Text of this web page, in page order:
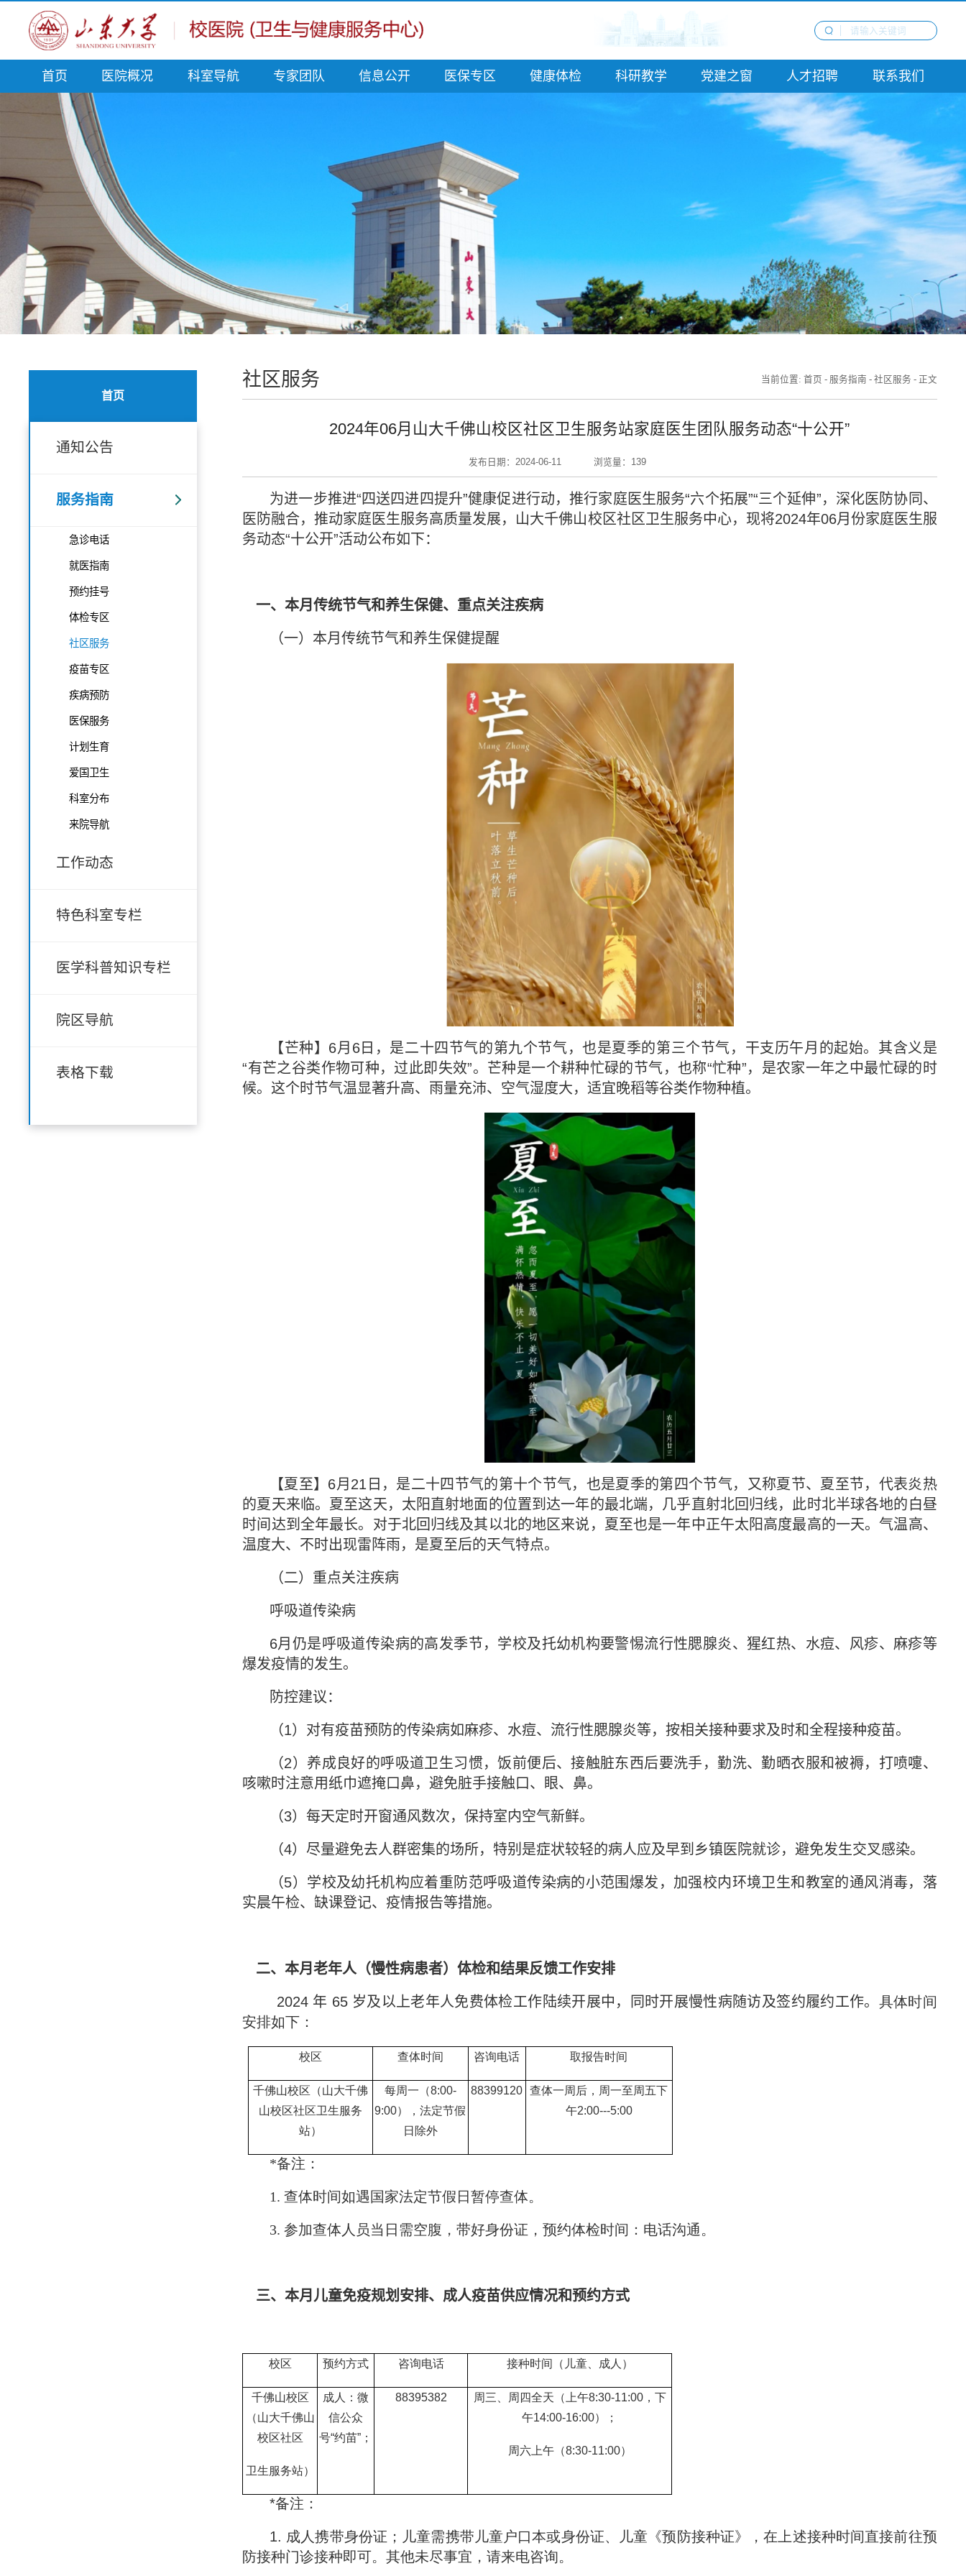
首页 医院概况 科室导航 专家团队 信息公开 医保专区 健康体检 科研教学 党建之窗 人才招聘 联系我们
首页
通知公告
服务指南
急诊电话
就医指南
预约挂号
体检专区
社区服务
疫苗专区
疾病预防
医保服务
计划生育
爱国卫生
科室分布
来院导航
工作动态
特色科室专栏
医学科普知识专栏
院区导航
表格下载
社区服务 当前位置: 首页 - 服务指南 - 社区服务 - 正文
2024年06月山大千佛山校区社区卫生服务站家庭医生团队服务动态“十公开”
发布日期：2024-06-11 浏览量： 139
为进一步推进“四送四进四提升”健康促进行动，推行家庭医生服务“六个拓展”“三个延伸”，深化医防协同、
医防融合，推动家庭医生服务高质量发展，山大千佛山校区社区卫生服务中心，现将2024年06月份家庭医生服
务动态“十公开”活动公布如下：
一、本月传统节气和养生保健、重点关注疾病
（一）本月传统节气和养生保健提醒
【芒种】 6月 6日，是二十四节气的第九个节气，也是夏季的第三个节气，干支历午月的起始。其含义是
“有芒之谷类作物可种，过此即失效”。芒种是一个耕种忙碌的节气，也称“忙种”，是农家一年之中最忙碌的时
候。这个时节气温显著升高、雨量充沛、空气湿度大，适宜晚稻等谷类作物种植。
【夏至】 6月 21 日，是二十四节气的第十个节气，也是夏季的第四个节气，又称夏节、夏至节，代表炎热
的夏天来临。夏至这天，太阳直射地面的位置到达一年的最北端，几乎直射北回归线，此时北半球各地的白昼
时间达到全年最长。对于北回归线及其以北的地区来说，夏至也是一年中正午太阳高度最高的一天。气温高、
温度大、不时出现雷阵雨，是夏至后的天气特点。
（二）重点关注疾病
呼吸道传染病
6月仍是呼吸道传染病的高发季节，学校及托幼机构要警惕流行性腮腺炎、猩红热、水痘、风疹、麻疹等
爆发疫情的发生。
防控建议：
（1）对有疫苗预防的传染病如麻疹、水痘、流行性腮腺炎等，按相关接种要求及时和全程接种疫苗。
（2）养成良好的呼吸道卫生习惯，饭前便后、接触脏东西后要洗手，勤洗、勤晒衣服和被褥，打喷嚏、
咳嗽时注意用纸巾遮掩口鼻，避免脏手接触口、眼、鼻。
（3）每天定时开窗通风数次，保持室内空气新鲜。
（4）尽量避免去人群密集的场所，特别是症状较轻的病人应及早到乡镇医院就诊，避免发生交叉感染。
（5）学校及幼托机构应着重防范呼吸道传染病的小范围爆发，加强校内环境卫生和教室的通风消毒，落
实晨午检、缺课登记、疫情报告等措施。
二、本月老年人（慢性病患者）体检和结果反馈工作安排
2024 年 65 岁及以上老年人免费体检工作陆续开展中，同时开展慢性病随访及签约履约工作。 具体时间
安排如下：
校区 查体时间 咨询电话 取报告时间
千佛山校区（山大千佛
山校区社区卫生服务
站）
每周一（8:00-
9:00），法定节假
日除外
88399120 查体一周后，周一至周五下
午2:00---5:00
*备注：
1. 查体时间如遇国家法定节假日暂停查体。
3. 参加查体人员当日需空腹，带好身份证，预约体检时间：电话沟通。
三、本月儿童免疫规划安排、成人疫苗供应情况和预约方式
校区 预约方式 咨询电话 接种时间（儿童、成人）
千佛山校区
（山大千佛山
校区社区
卫生服务站）
成人：微
信公众
号“约苗”；
88395382
周三、周四全天（上午8:30-11:00，下
午14:00-16:00）；
周六上午（8:30-11:00）
*备注：
1. 成人携带身份证；儿童需携带儿童户口本或身份证、儿童《预防接种证》，在上述接种时间直接前往预
防接种门诊接种即可。其他未尽事宜，请来电咨询。